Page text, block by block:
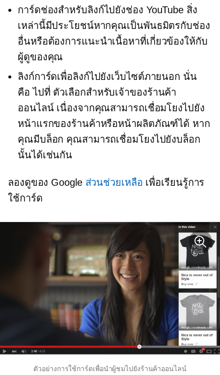
การ์ดช่องสำหรับลิงก์ไปยังช่อง YouTube สิ่ง
เหล่านี้มีประโยชน์หากคุณเป็นพันธมิตรกับช่อง
อื่นหรือต้องการแนะนำเนื้อหาที่เกี่ยวข้องให้กับ
ผู้ดูของคุณ
ลิงก์การ์ดเพื่อลิงก์ไปยังเว็บไซต์ภายนอก นั่น
คือไปที่ ตัวเลือกสำหรับเจ้าของร้านค้า
ออนไลน์ เนื่องจากคุณสามารถเชื่อมโยงไปยัง
หน้าแรกของร้านค้าหรือหน้าผลิตภัณฑ์ได้ หาก
คุณมีบล็อก คุณสามารถเชื่อมโยงไปยังบล็อก
นั้นได้เช่นกัน
ลองดูของ Google ส่วนช่วยเหลือ เพื่อเรียนรู้การ
ใช้การ์ด
ตัวอย่างการใช้การ์ดเพื่อนำผู้ชมไปยังร้านค้าออนไลน์